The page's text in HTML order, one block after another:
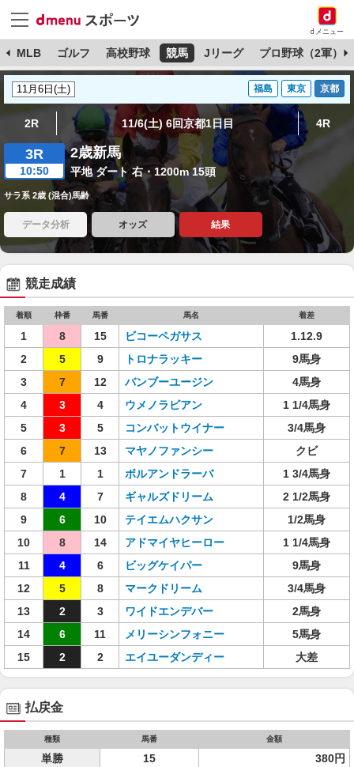
dメニュー
MLB ゴルフ 高校野球 競馬 Jリーグ プロ野球（2軍）
福島 東京 京都
2R 11/6(土) 6回京都1日目 4R
3R
10:50
2歳新馬
平地 ダート 右・1200m 15頭
サラ系 2歳 (混合)馬齢
データ分析 オッズ 結果
競走成績
着順 枠番 馬番 馬名 着差
1 8 15 ビコーペガサス
1.12.9
2
5 9 トロナラッキー
9馬身
3
7 12 バンブーユージン
4馬身
4
3 4 ウメノラビアン
1 1/4馬身
5
3 5 コンバットウイナー
3/4馬身
6
7 13 マヤノファンシー
クビ
7
1 1 ボルアンドラーバ
1 3/4馬身
8
4 7 ギャルズドリーム
2 1/2馬身
9
6 10 テイエムハクサン
1/2馬身
10
8 14 アドマイヤヒーロー
1 1/4馬身
11
4 6 ビッグケイパー
9馬身
12
5 8 マークドリーム
3/4馬身
13
2 3 ワイドエンデバー
2馬身
14
6 11 メリーシンフォニー
5馬身
15
2 2 エイユーダンディー 大差
払戻金
種類 馬番 金額
単勝 15 380円